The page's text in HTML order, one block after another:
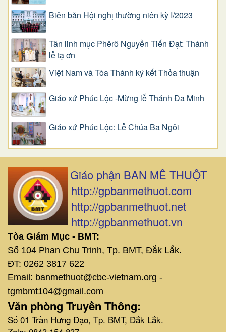
Biên bản Hội nghị thường niên kỳ I/2023
Tân linh mục Phêrô Nguyễn Tiến Đạt: Thánh
lễ tạ ơn
Việt Nam và Tòa Thánh ký kết Thỏa thuận
Giáo xứ Phúc Lộc -Mừng lễ Thánh Đa Minh
Giáo xứ Phúc Lộc: Lễ Chúa Ba Ngôi
Giáo phận BAN MÊ THUỘT
http://gpbanmethuot.com
http://gpbanmethuot.net
http://gpbanmethuot.vn
Tòa Giám Mục - BMT:
Số 104 Phan Chu Trinh, Tp. BMT, Đắk Lắk.
ĐT: 0262 3817 622
Email: banmethuot@cbc-vietnam.org -
tgmbmt104@gmail.com
Văn phòng Truyền Thông:
Số 01 Trần Hưng Đạo, Tp. BMT, Đắk Lắk.